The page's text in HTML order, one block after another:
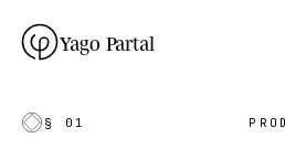
Yago Partal
§ 01